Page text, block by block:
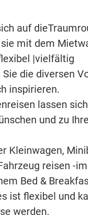
auf
mit dem
|vielfältig
die diversen
inspirieren.
lassen
und zu
Kleinwagen,
reisen -
Bed &
ist flexibel und
werden.